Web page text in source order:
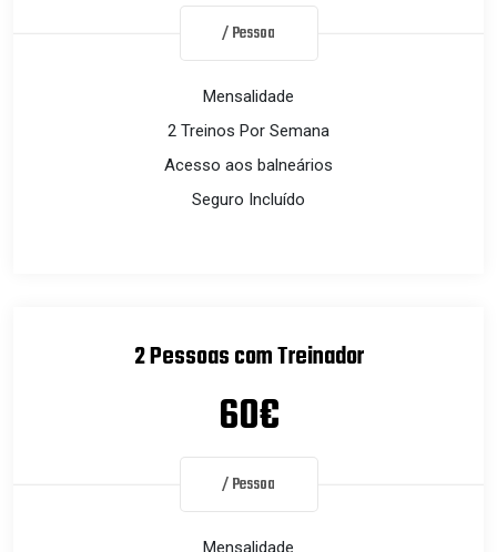
/ Pessoa
Mensalidade
2 Treinos Por Semana
Acesso aos balneários
Seguro Incluído
2 Pessoas com Treinador
60€
/ Pessoa
Mensalidade